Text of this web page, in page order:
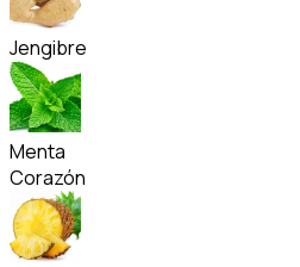
Jengibre
Menta
Corazón